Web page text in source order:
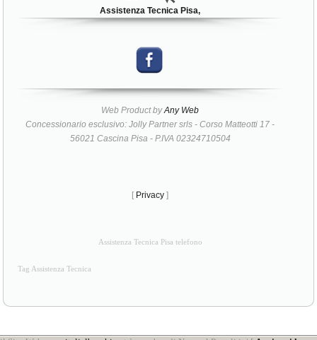
Assistenza Tecnica Pisa,
Web Product byAny Web
Concessionario esclusivo: Jolly Partner srls - Corso Matteotti 17 -
56021 Cascina Pisa - P.IVA 02324710504
[ Privacy ]
Assistenza Tecnica Pisa telefono
Tag Assistenza Tecnica